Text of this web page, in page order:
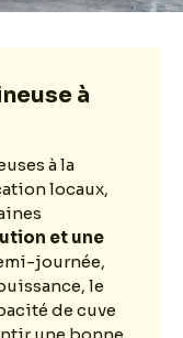
à
à la
locaux,
et une
journée,
le
de cuve